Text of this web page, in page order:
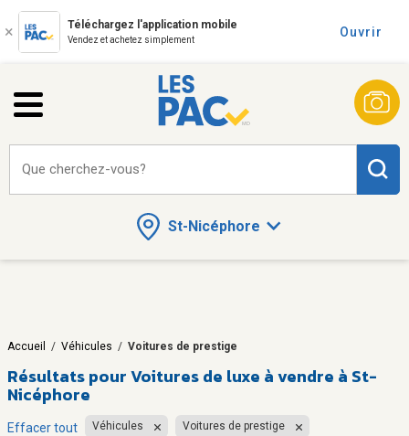
Téléchargez l'application mobile
Vendez et achetez simplement
Ouvrir
St-Nicéphore
Que cherchez-vous?
Accueil / Véhicules / Voitures de prestige
Résultats pourVoitures de luxe à vendre à St-
Nicéphore
Effacer tout Véhicules Voitures de prestige